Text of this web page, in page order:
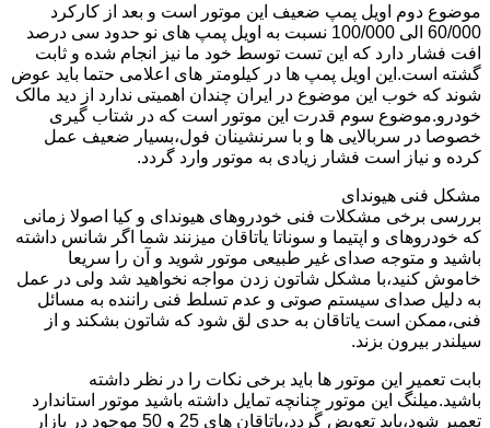
موضوع دوم اویل پمپ ضعیف این موتور است و بعد از کارکرد
60/000 الی 100/000 نسبت به اویل پمپ های نو حدود سی درصد
افت فشار دارد که این تست توسط خود ما نیز انجام شده و ثابت
گشته است.این اویل پمپ ها در کیلومتر های اعلامی حتما باید عوض
شوند که خوب این موضوع در ایران چندان اهمیتی ندارد از دید مالک
خودرو.موضوع سوم قدرت این موتور است که در شتاب گیری
خصوصا در سربالایی ها و با سرنشینان فول،بسیار ضعیف عمل
کرده و نیاز است فشار زیادی به موتور وارد گردد.
مشکل فنی هیوندای
بررسی برخی مشکلات فنی خودروهای هیوندای و کیا اصولا زمانی
که خودروهای و اپتیما و سوناتا یاتاقان میزنند شما اگر شانس داشته
باشید و متوجه صدای غیر طبیعی موتور شوید و آن را سریعا
خاموش کنید،با مشکل شاتون زدن مواجه نخواهید شد ولی در عمل
به دلیل صدای سیستم صوتی و عدم تسلط فنی راننده به مسائل
فنی،ممکن است یاتاقان به حدی لق شود که شاتون بشکند و از
سیلندر بیرون بزند.
بابت تعمیر این موتور ها باید برخی نکات را در نظر داشته
باشید.میلنگ این موتور چنانچه تمایل داشته باشید موتور استاندارد
تعمیر شود،باید تعویض گردد،یاتاقان های 25 و 50 موجود در بازار